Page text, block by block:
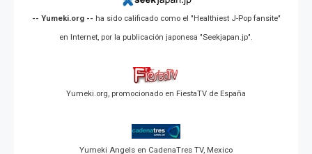
-- Yumeki.org -- ha sido calificado como el "Healthiest J-Pop fansite"
en Internet, por la publicación japonesa "Seekjapan.jp".
Yumeki.org, promocionado en FiestaTV de España
Yumeki Angels en CadenaTres TV, Mexico